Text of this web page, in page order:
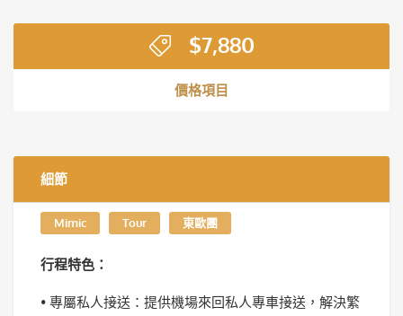
$7,880
價格項目
細節
Mimic Tour 東歐團
行程特色：
• 專屬私人接送：提供機場來回私人專車接送，解決繁